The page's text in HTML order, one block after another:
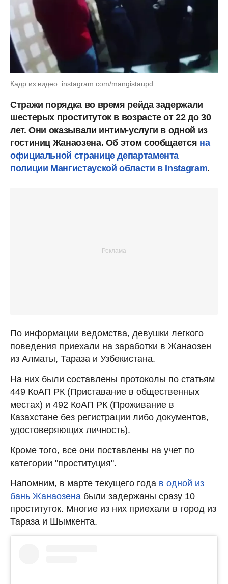
Кадр из видео: instagram.com/mangistaupd
Стражи порядка во время рейда задержали
шестерых проституток в возрасте от 22 до 30
лет. Они оказывали интим-услуги в одной из
гостиниц Жанаозена. Об этом сообщается на
официальной странице департамента
полиции Мангистауской области в Instagram.
По информации ведомства, девушки легкого
поведения приехали на заработки в Жанаозен
из Алматы, Тараза и Узбекистана.
На них были составлены протоколы по статьям
449 КоАП РК (Приставание в общественных
местах) и 492 КоАП РК (Проживание в
Казахстане без регистрации либо документов,
удостоверяющих личность).
Кроме того, все они поставлены на учет по
категории "проституция".
Напомним, в марте текущего года в одной из
бань Жанаозена были задержаны сразу 10
проституток. Многие из них приехали в город из
Тараза и Шымкента.